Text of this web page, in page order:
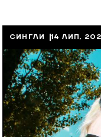
СИНГЛИ 14 ЛИП,